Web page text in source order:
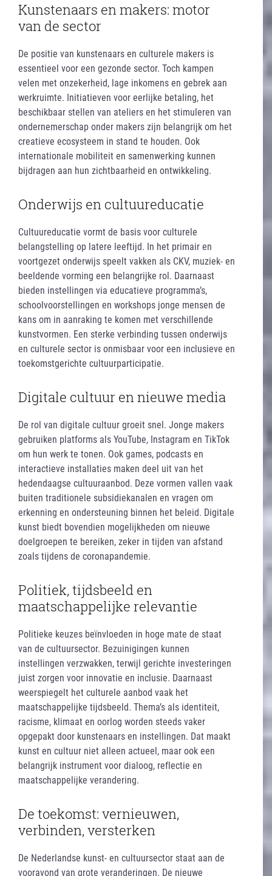
Kunstenaars en makers: motor
van de sector
De positie van kunstenaars en culturele makers is
essentieel voor een gezonde sector. Toch kampen
velen met onzekerheid, lage inkomens en gebrek aan
werkruimte. Initiatieven voor eerlijke betaling, het
beschikbaar stellen van ateliers en het stimuleren van
ondernemerschap onder makers zijn belangrijk om het
creatieve ecosysteem in stand te houden. Ook
internationale mobiliteit en samenwerking kunnen
bijdragen aan hun zichtbaarheid en ontwikkeling.
Onderwijs en cultuureducatie
Cultuureducatie vormt de basis voor culturele
belangstelling op latere leeftijd. In het primair en
voortgezet onderwijs speelt vakken als CKV, muziek- en
beeldende vorming een belangrijke rol. Daarnaast
bieden instellingen via educatieve programma’s,
schoolvoorstellingen en workshops jonge mensen de
kans om in aanraking te komen met verschillende
kunstvormen. Een sterke verbinding tussen onderwijs
en culturele sector is onmisbaar voor een inclusieve en
toekomstgerichte cultuurparticipatie.
Digitale cultuur en nieuwe media
De rol van digitale cultuur groeit snel. Jonge makers
gebruiken platforms als YouTube, Instagram en TikTok
om hun werk te tonen. Ook games, podcasts en
interactieve installaties maken deel uit van het
hedendaagse cultuuraanbod. Deze vormen vallen vaak
buiten traditionele subsidiekanalen en vragen om
erkenning en ondersteuning binnen het beleid. Digitale
kunst biedt bovendien mogelijkheden om nieuwe
doelgroepen te bereiken, zeker in tijden van afstand
zoals tijdens de coronapandemie.
Politiek, tijdsbeeld en
maatschappelijke relevantie
Politieke keuzes beïnvloeden in hoge mate de staat
van de cultuursector. Bezuinigingen kunnen
instellingen verzwakken, terwijl gerichte investeringen
juist zorgen voor innovatie en inclusie. Daarnaast
weerspiegelt het culturele aanbod vaak het
maatschappelijke tijdsbeeld. Thema’s als identiteit,
racisme, klimaat en oorlog worden steeds vaker
opgepakt door kunstenaars en instellingen. Dat maakt
kunst en cultuur niet alleen actueel, maar ook een
belangrijk instrument voor dialoog, reflectie en
maatschappelijke verandering.
De toekomst: vernieuwen,
verbinden, versterken
De Nederlandse kunst- en cultuursector staat aan de
vooravond van grote veranderingen. De nieuwe